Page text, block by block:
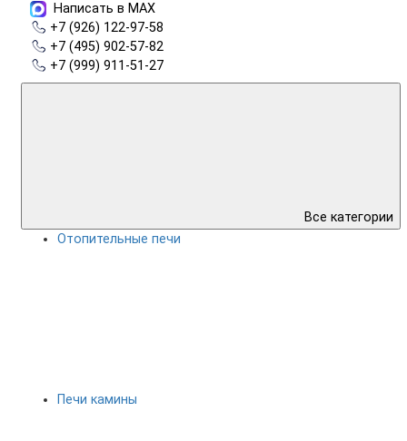
Написать в MAX
+7 (926) 122-97-58
+7 (495) 902-57-82
+7 (999) 911-51-27
Все категории
Отопительные печи
Печи камины